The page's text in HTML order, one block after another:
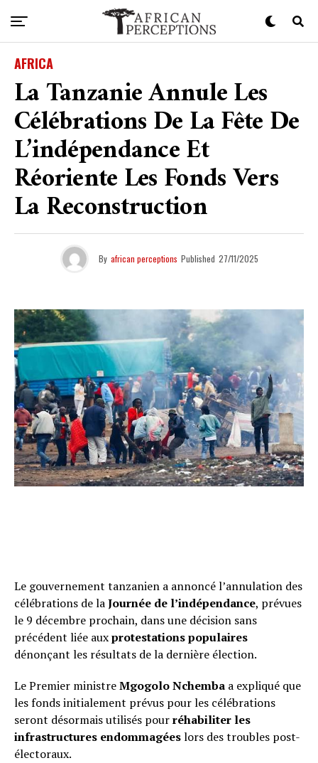
AFRICA
La Tanzanie Annule Les
Célébrations De La Fête De
L’indépendance Et
Réoriente Les Fonds Vers
La Reconstruction
By african perceptions Published 27/11/2025
Le gouvernement tanzanien a annoncé l’annulation des
célébrations de laJournée de l’indépendance, prévues
le 9 décembre prochain, dans une décision sans
précédent liée auxprotestations populaires
dénonçant les résultats de la dernière élection.
Le Premier ministreMgogolo Nchemba a expliqué que
les fonds initialement prévus pour les célébrations
seront désormais utilisés pourréhabiliter les
infrastructures endommagéeslors des troubles post-
électoraux.